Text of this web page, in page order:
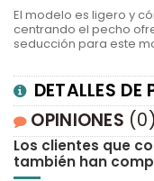
El modelo es ligero y
centrando el pecho
seducción para este
DETALLES DE
OPINIONES (0)
Los clientes que
también han